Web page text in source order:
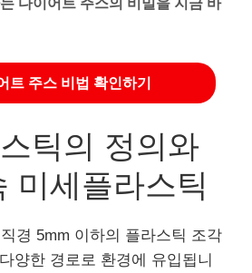
트 주스 비법 확인하기
틱의 정의와
미세플라스틱
경 5mm 이하의 플라스틱 조각
양한 경로로 환경에 유입됩니